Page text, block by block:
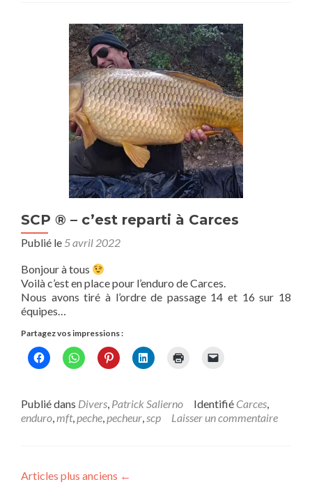
SCP ® – c’est reparti à Carces
Publié le 5 avril 2022
Bonjour à tous
Voilà c’est en place pour l’enduro de Carces.
Nous avons tiré à l’ordre de passage 14 et 16 sur 18
équipes…
Partagez vos impressions :
Publié dans Divers, Patrick Salierno Identifié Carces,
enduro,mft,peche,pecheur,scp Laisser un commentaire
Articles plus anciens ←